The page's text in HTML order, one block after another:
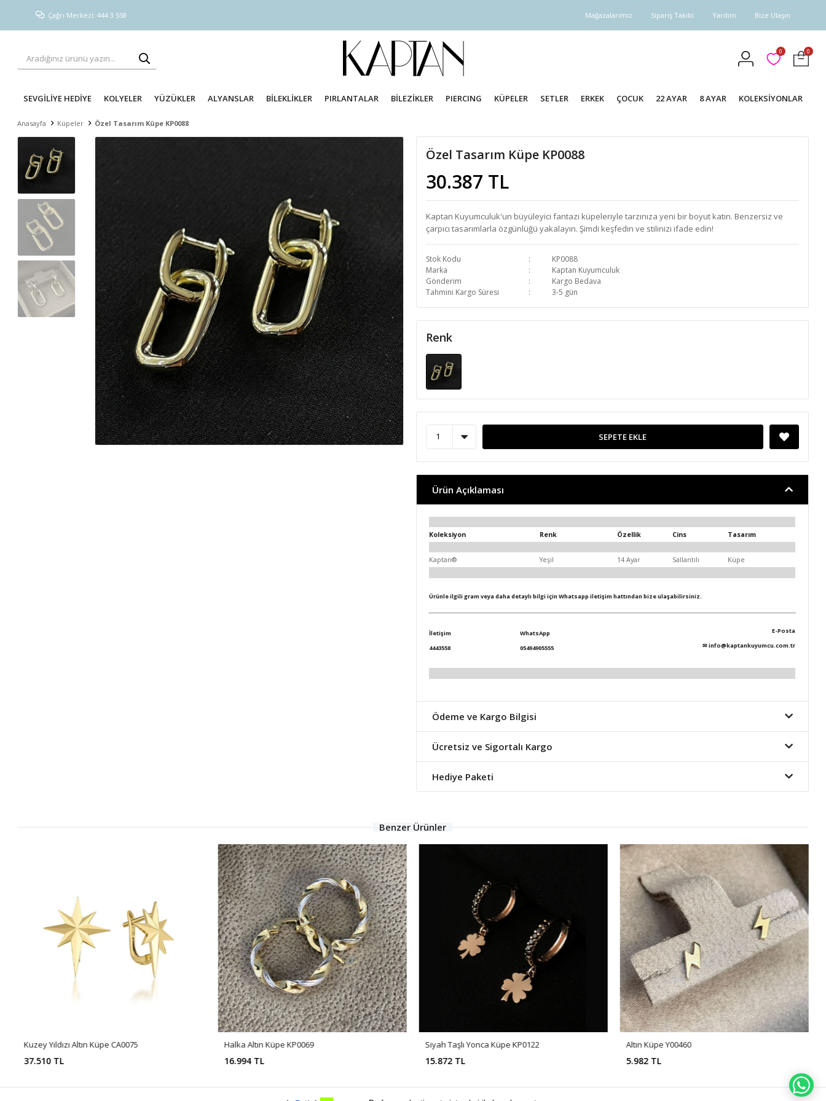
Çağrı Merkezi: 444 3 558 Mağazalarımız Sipariş Takibi Yardım Bize Ulaşın
0 0
SEVGİLİYE HEDİYE KOLYELER YÜZÜKLER ALYANSLAR BİLEKLİKLER PIRLANTALAR BİLEZİKLER PIERCING KÜPELER SETLER ERKEK ÇOCUK 22 AYAR 8 AYAR KOLEKSİYONLAR
Anasayfa Küpeler Özel Tasarım Küpe KP0088
Özel Tasarım Küpe KP0088
30.387 TL
Kaptan Kuyumculuk'un büyüleyici fantazi küpeleriyle tarzınıza yeni bir boyut katın. Benzersiz ve
çarpıcı tasarımlarla özgünlüğü yakalayın. Şimdi keşfedin ve stilinizi ifade edin!
Stok Kodu
KP0088
Marka
Kaptan Kuyumculuk
Gönderim
Kargo Bedava
Tahmini Kargo Süresi
3-5 gün
Renk
SEPETE EKLE
Ürün Açıklaması
Koleksiyon Renk Özellik Cins Tasarım
Kaptan® Yeşil 14 Ayar Sallantılı Küpe
Ürünle ilgili gram veya daha detaylı bilgi için Whatsapp iletişim hattından bize ulaşabilirsiniz.
İletişim
4443558
WhatsApp
05494905555
E-Posta
✉info@kaptankuyumcu.com.tr
Ödeme ve Kargo Bilgisi
Ücretsiz ve Sigortalı Kargo
Hediye Paketi
Benzer Ürünler
Kuzey Yıldızı Altın Küpe CA0075
37.510 TL
Halka Altın Küpe KP0069
16.994 TL
Siyah Taşlı Yonca Küpe KP0122
15.872 TL
Altın Küpe Y00460
5.982 TL